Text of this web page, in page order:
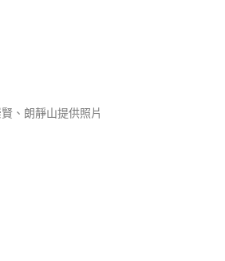
、朗靜山提供照片